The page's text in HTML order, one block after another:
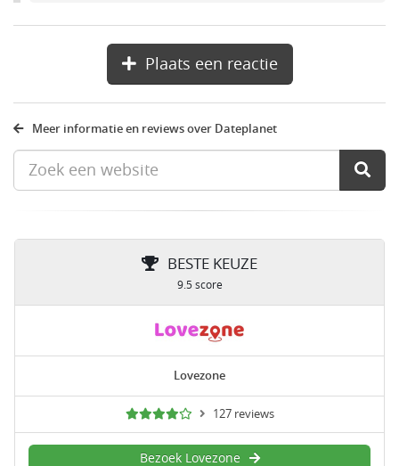
Plaats een reactie
Meer informatie en reviews over Dateplanet
BESTE KEUZE
9.5 score
Lovezone
127 reviews
Bezoek Lovezone